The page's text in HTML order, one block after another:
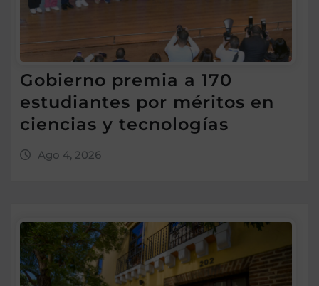
Gobierno premia a 170
estudiantes por méritos en
ciencias y tecnologías
Ago 4, 2026